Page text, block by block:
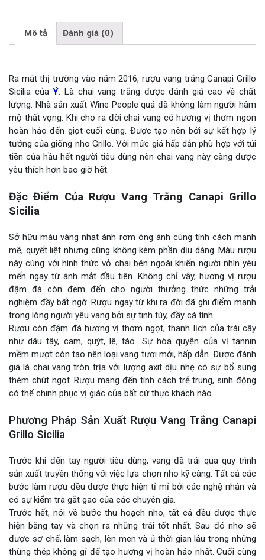
Mô tả Đánh giá (0)
Ra mắt thị trường vào năm 2016, rượu vang trắng Canapi Grillo
Sicilia củaÝ. Là chai vang trắng được đánh giá cao về chất
lượng. Nhà sản xuất Wine People quả đã không làm người hâm
mộ thất vọng. Khi cho ra đời chai vang có hương vị thơm ngon
hoàn hảo đến giọt cuối cùng. Được tạo nên bởi sự kết hợp lý
tưởng của giống nho Grillo. Với mức giá hấp dẫn phù hợp với túi
tiền của hầu hết người tiêu dùng nên chai vang này càng được
yêu thích hơn bao giờ hết.
Đặc Điểm Của Rượu Vang Trắng Canapi Grillo
Sicilia
Sở hữu màu vàng nhạt ánh rơm óng ánh cùng tính cách mạnh
mẽ, quyết liệt nhưng cũng không kém phần dịu dàng. Màu rượu
này cùng với hình thức vỏ chai bên ngoài khiến người nhìn yêu
mến ngay từ ánh mắt đầu tiên. Không chỉ vậy, hương vị rượu
đậm đà còn đem đến cho người thưởng thức những trải
nghiệm đầy bất ngờ. Rượu ngay từ khi ra đời đã ghi điểm mạnh
trong lòng người yêu vang bởi sự tinh túy, đầy cá tính.
Rượu còn đậm đà hương vị thơm ngọt, thanh lịch của trái cây
như dâu tây, cam, quýt, lê, táo….Sự hòa quyện của vị tannin
mềm mượt còn tạo nên loại vang tươi mới, hấp dẫn. Được đánh
giá là chai vang tròn trịa với lượng axit dịu nhẹ có sự bổ sung
thêm chút ngọt. Rượu mang đến tính cách trẻ trung, sinh động
có thể chinh phục vị giác của bất cứ thực khách nào.
Phương Pháp Sản Xuất Rượu Vang Trắng Canapi
Grillo Sicilia
Trước khi đến tay người tiêu dùng, vang đã trải qua quy trình
sản xuất truyền thống với việc lựa chọn nho kỹ càng. Tất cả các
bước làm rượu đều được thực hiện tỉ mỉ bởi các nghệ nhân và
có sự kiểm tra gắt gao của các chuyên gia.
Trước hết, nói về bước thu hoạch nho, tất cả đều được thực
hiện bằng tay và chọn ra những trái tốt nhất. Sau đó nho sẽ
được sơ chế, làm sạch, lên men và ủ thời gian lâu trong những
thùng thép không gỉ để tạo hương vị hoàn hảo nhất. Cuối cùng